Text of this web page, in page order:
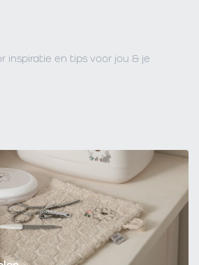
inspiratie en tips voor jou & je